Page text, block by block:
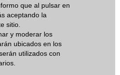
que al pulsar en
aceptando la
sitio.
y moderar los
ubicados en los
utilizados con